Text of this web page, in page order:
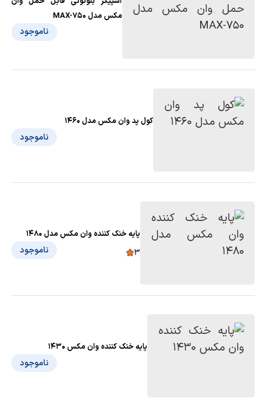
مکس مدل MAX-750
ناموجود
کول پد وان مکس مدل 1460
ناموجود
پایه خنک کننده وان مکس مدل 1480
3 ناموجود
پایه خنک کننده وان مکس 1430
ناموجود